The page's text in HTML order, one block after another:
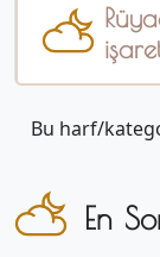
Bu harf/
En